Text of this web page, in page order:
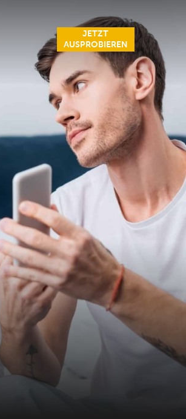
JETZT
AUSPROBIEREN